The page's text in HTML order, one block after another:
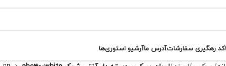
کد رهگیری سفارشاتآدرس ماآرشیو استوری‌ها